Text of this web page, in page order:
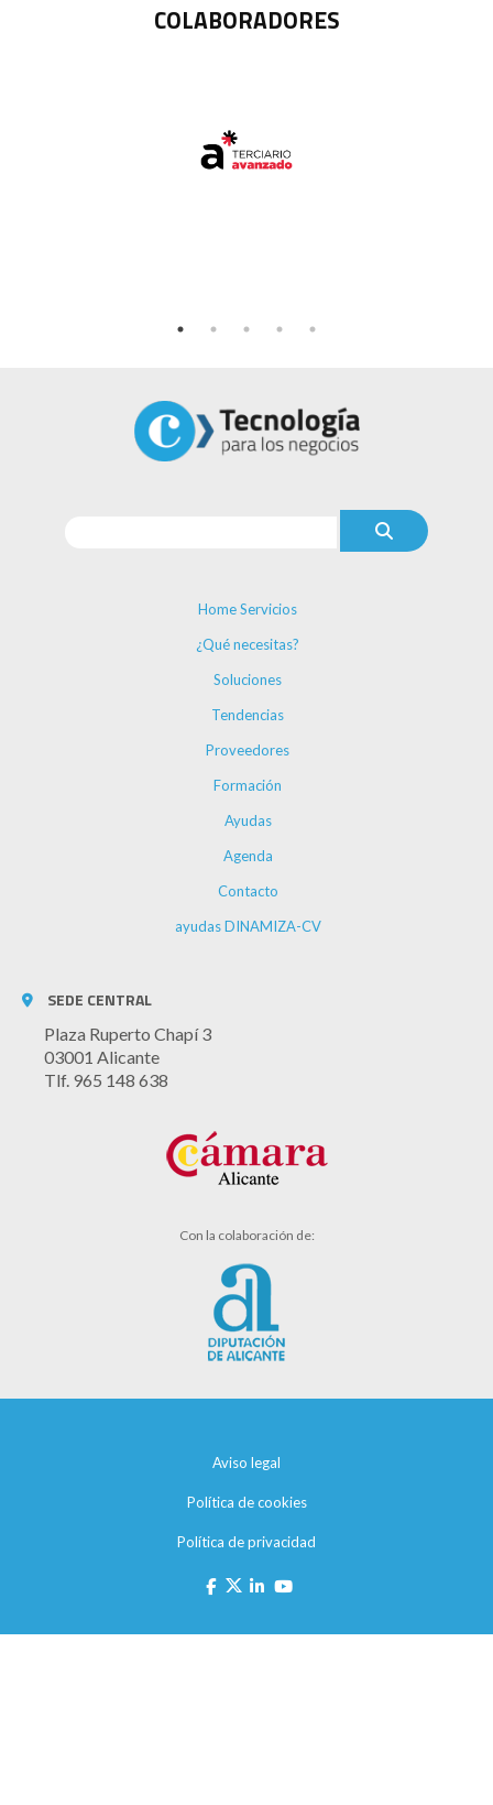
COLABORADORES
Home Servicios
¿Qué necesitas?
Soluciones
Tendencias
Proveedores
Formación
Ayudas
Agenda
Contacto
ayudas DINAMIZA-CV
SEDE CENTRAL
Plaza Ruperto Chapí 3
03001 Alicante
Tlf. 965 148 638
Con la colaboración de:
Aviso legal
Política de cookies
Política de privacidad